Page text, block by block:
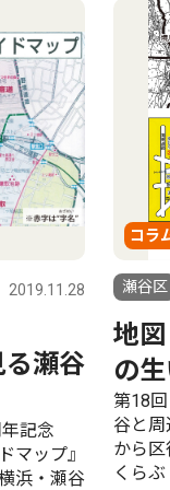
2019.11.28
瀬谷
記念
マップ』
浜・瀬谷
コラ
瀬谷区
地
の
第18
谷と
から
くら